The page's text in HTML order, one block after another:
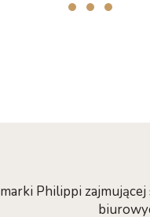
marki Philippi